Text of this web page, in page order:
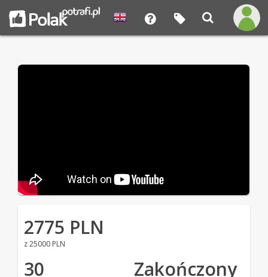
2775 PLN
z 25000 PLN
30 Zakończony